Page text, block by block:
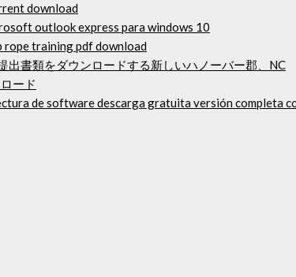
download
outlook express para windows 10
rope training pdf download
出書類をダウンロードする新しいハノーバー郡、NC
ード
de software descarga gratuita versión completa